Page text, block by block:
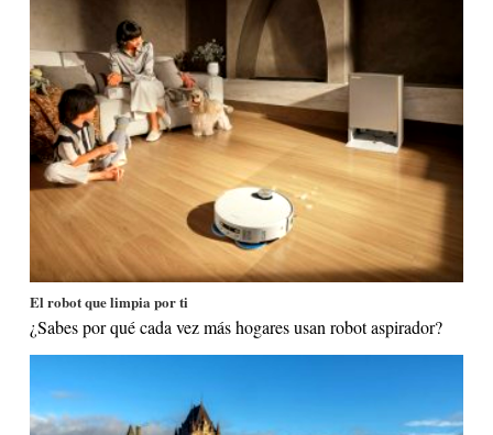
El robot que limpia por ti
¿Sabes por qué cada vez más hogares usan robot aspirador?